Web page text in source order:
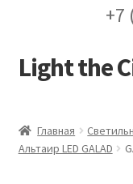
+7
Перейти
к
Перейти
к
Light the
FAQ про
Главная
Альтаир LED GALAD